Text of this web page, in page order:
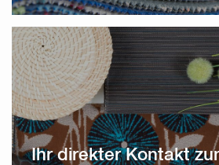
Ihr direkter Kontakt